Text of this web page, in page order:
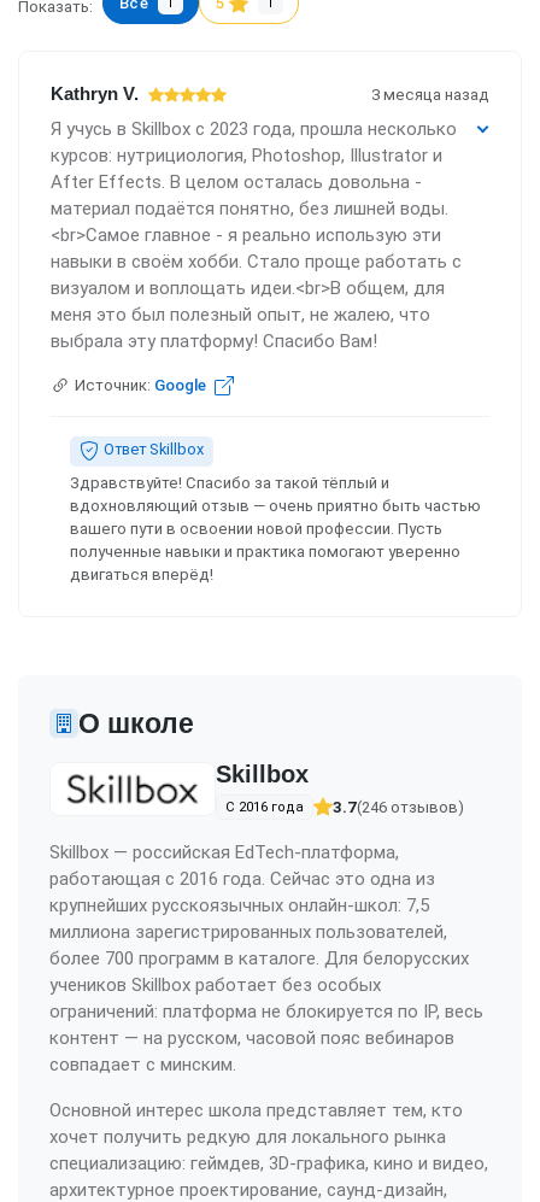
Показать:
Kathryn V. 3 месяца назад
Я учусь в Skillbox с 2023 года, прошла несколько
курсов: нутрициология, Photoshop, Illustrator и
After Effects. В целом осталась довольна -
материал подаётся понятно, без лишней воды.
<br>Самое главное - я реально использую эти
навыки в своём хобби. Стало проще работать с
визуалом и воплощать идеи.<br>В общем, для
меня это был полезный опыт, не жалею, что
выбрала эту платформу! Спасибо Вам!
Источник: Google
Ответ Skillbox
Здравствуйте! Спасибо за такой тёплый и
вдохновляющий отзыв — очень приятно быть частью
вашего пути в освоении новой профессии. Пусть
полученные навыки и практика помогают уверенно
двигаться вперёд!
О школе
Skillbox
С 2016 года 3.7(246 отзывов)
Skillbox — российская EdTech-платформа,
работающая с 2016 года. Сейчас это одна из
крупнейших русскоязычных онлайн-школ: 7,5
миллиона зарегистрированных пользователей,
более 700 программ в каталоге. Для белорусских
учеников Skillbox работает без особых
ограничений: платформа не блокируется по IP, весь
контент — на русском, часовой пояс вебинаров
совпадает с минским.
Основной интерес школа представляет тем, кто
хочет получить редкую для локального рынка
специализацию: геймдев, 3D-графика, кино и видео,
архитектурное проектирование, саунд-дизайн,